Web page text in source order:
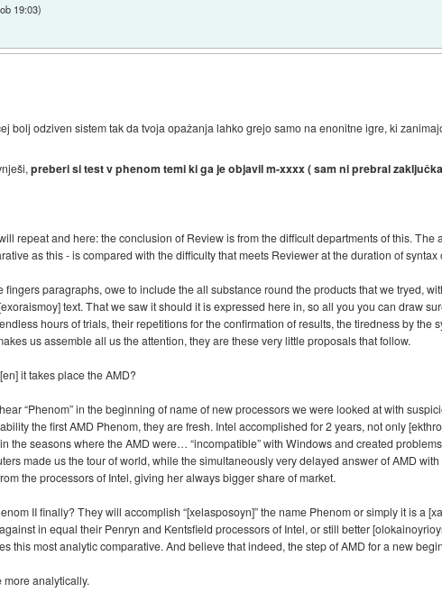
19:03)
bolj odziven sistem tak da tvoja opažanja lahko grejo samo na enonitne igre, ki
preberi si test v phenom temi ki ga je objavil m-xxxx ( sam ni prebral
repeat and here: the conclusion of Review is from the difficult departments of this.
as this - is compared with the difficulty that meets Reviewer at the duration of
paragraphs, owe to include the all substance round the products that we tryed,
text. That we saw it should it is expressed here in, so all you you can draw
hours of trials, their repetitions for the confirmation of results, the tiredness by the
us assemble all us the attention, they are these very little proposals that follow.
it takes place the AMD?
“Phenom” in the beginning of name of new processors we were looked at with
the first AMD Phenom, they are fresh. Intel accomplished for 2 years, not only
the seasons where the AMD were… “incompatible” with Windows and created
made us the tour of world, while the simultaneously very delayed answer of AMD
the processors of Intel, giving her always bigger share of market.
II finally? They will accomplish “[xelasposoyn]” the name Phenom or simply it is a
in equal their Penryn and Kentsfield processors of Intel, or still better
this most analytic comparative. And believe that indeed, the step of AMD for a new
more analytically.